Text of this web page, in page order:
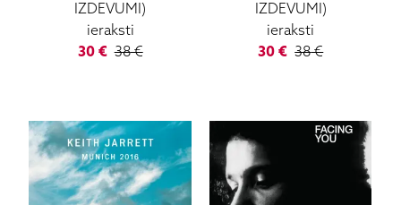
IZDEVUMI)
ieraksti
30€ 38€
IZDEVUMI)
ieraksti
30 € 38€